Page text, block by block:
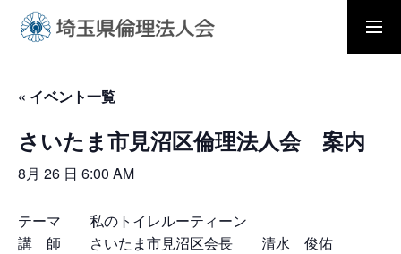
ホーム
モーニングセミナー
« イベント一覧
さいたま市見沼区倫理法人会 案内
8月 26 日 6:00 AM
テーマ 私のトイレルーティーン
講 師 さいたま市見沼区会長 清水 俊佑